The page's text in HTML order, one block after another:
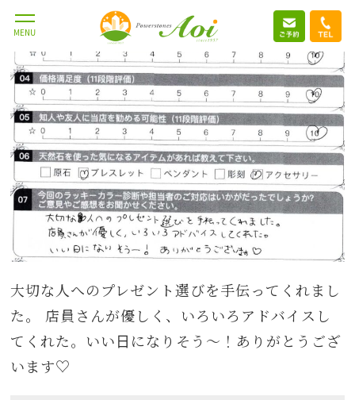
MENU
大切な人へのプレゼント選びを手伝ってくれまし
た。 店員さんが優しく、いろいろアドバイスし
てくれた。いい日になりそう～！ありがとうござ
います♡